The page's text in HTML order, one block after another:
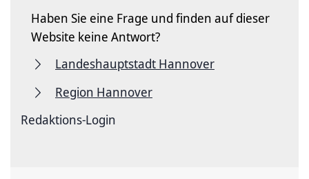
Haben Sie eine Frage und finden auf dieser
Website keine Antwort?
Landeshauptstadt Hannover
Region Hannover
Redaktions-Login